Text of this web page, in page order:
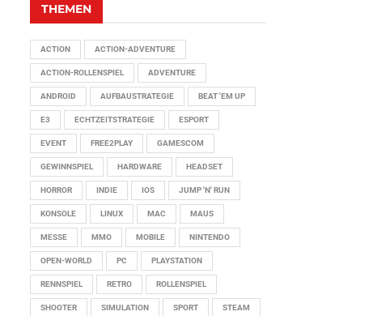
THEMEN
ACTION ACTION-ADVENTURE
ACTION-ROLLENSPIEL ADVENTURE
ANDROID AUFBAUSTRATEGIE BEAT 'EM UP
E3 ECHTZEITSTRATEGIE ESPORT
EVENT FREE2PLAY GAMESCOM
GEWINNSPIEL HARDWARE HEADSET
HORROR INDIE IOS JUMP 'N' RUN
KONSOLE LINUX MAC MAUS
MESSE MMO MOBILE NINTENDO
OPEN-WORLD PC PLAYSTATION
RENNSPIEL RETRO ROLLENSPIEL
SHOOTER SIMULATION SPORT STEAM